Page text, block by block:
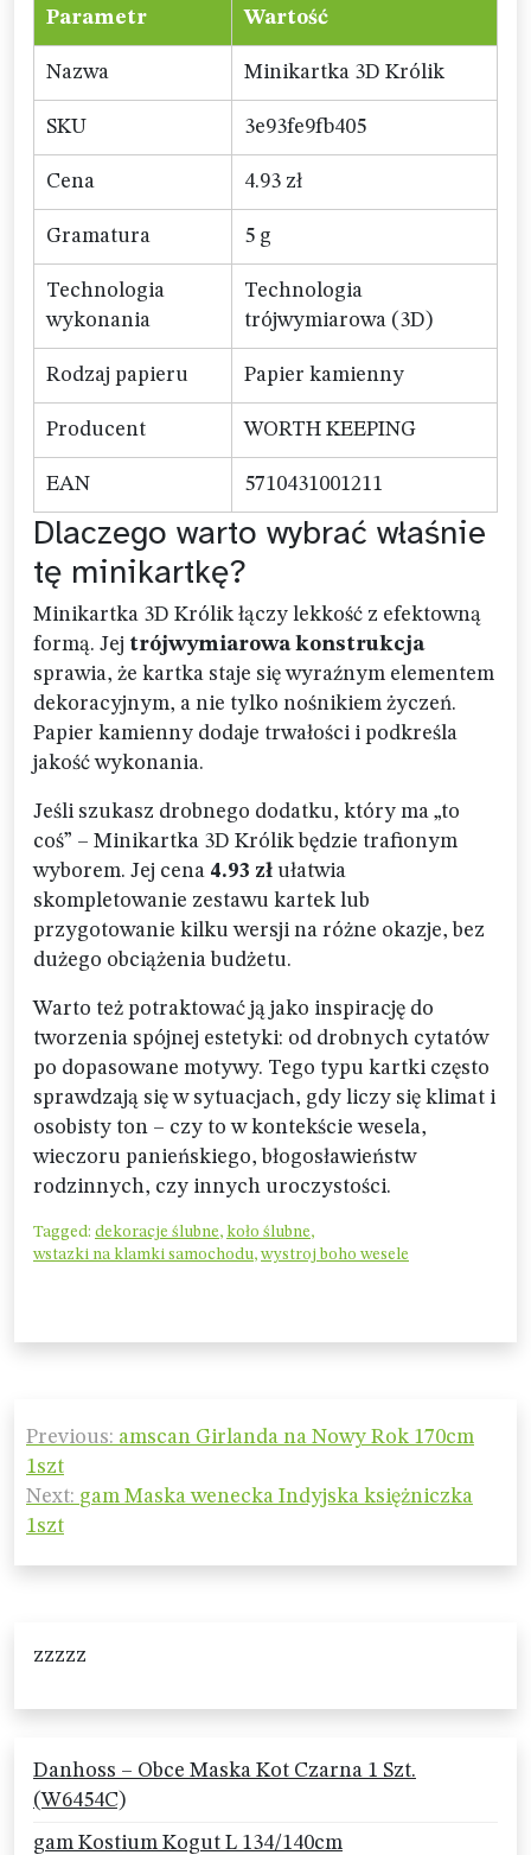
Parametr Wartość
Nazwa Minikartka 3D Królik
SKU 3e93fe9fb405
Cena 4.93 zł
Gramatura 5 g
Technologia
wykonania
Technologia
trójwymiarowa (3D)
Rodzaj papieru Papier kamienny
Producent WORTH KEEPING
EAN 5710431001211
Dlaczego warto wybrać właśnie
tę minikartkę?
Minikartka 3D Królik łączy lekkość z efektowną
formą. Jej trójwymiarowa konstrukcja
sprawia, że kartka staje się wyraźnym elementem
dekoracyjnym, a nie tylko nośnikiem życzeń.
Papier kamienny dodaje trwałości i podkreśla
jakość wykonania.
Jeśli szukasz drobnego dodatku, który ma „to
coś” – Minikartka 3D Królik będzie trafionym
wyborem. Jej cena 4.93 zł ułatwia
skompletowanie zestawu kartek lub
przygotowanie kilku wersji na różne okazje, bez
dużego obciążenia budżetu.
Warto też potraktować ją jako inspirację do
tworzenia spójnej estetyki: od drobnych cytatów
po dopasowane motywy. Tego typu kartki często
sprawdzają się w sytuacjach, gdy liczy się klimat i
osobisty ton – czy to w kontekście wesela,
wieczoru panieńskiego, błogosławieństw
rodzinnych, czy innych uroczystości.
Tagged: dekoracje ślubne, koło ślubne,
wstazki na klamki samochodu, wystroj boho wesele
Nawigacja
wpisu
Previous: amscan Girlanda na Nowy Rok 170cm
1szt
Next: gam Maska wenecka Indyjska księżniczka
1szt
zzzzz
Danhoss – Obce Maska Kot Czarna 1 Szt.
(W6454C)
gam Kostium Kogut L 134/140cm